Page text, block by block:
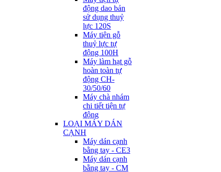
động dao bản
sử dụng thuỷ
lực 120S
Máy tiện gỗ
thuỷ lực tự
động 100H
Máy làm hạt gỗ
hoàn toàn tự
động CH-
30/50/60
Máy chà nhám
chi tiết tiện tự
động
LOẠI MÁY DÁN
CẠNH
Máy dán cạnh
bằng tay - CE3
Máy dán cạnh
bằng tay - CM